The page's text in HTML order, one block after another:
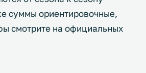
суммы ориентировочные,
смотрите на официальных